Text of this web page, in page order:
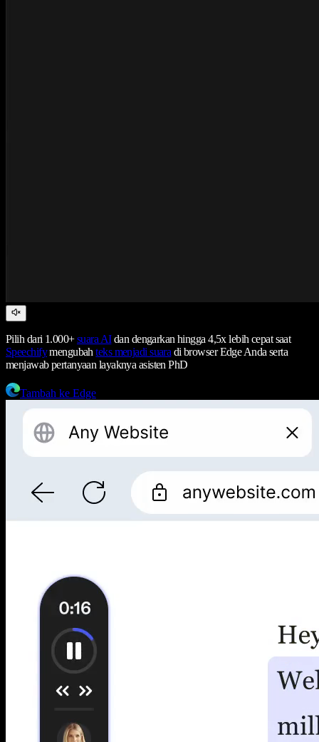
Pilih dari 1.000+suara AIdan dengarkan hingga 4,5x lebih cepat saat
Speechifymengubahteks menjadi suara di browser Edge Anda serta
menjawab pertanyaan layaknya asisten PhD
Tambah ke Edge